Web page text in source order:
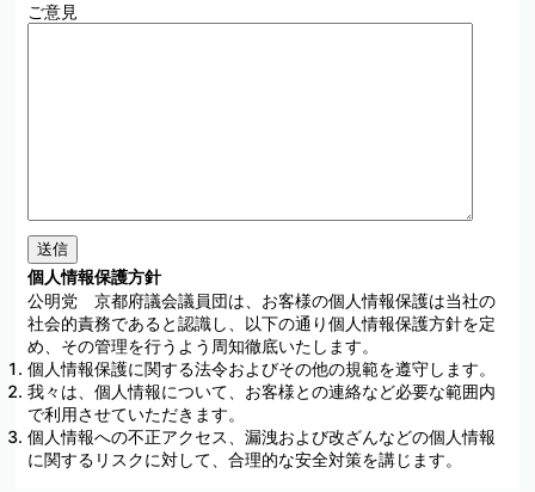
ご意見
個人情報保護方針
公明党 京都府議会議員団は、お客様の個人情報保護は当社の
社会的責務であると認識し、以下の通り個人情報保護方針を定
め、その管理を行うよう周知徹底いたします。
個人情報保護に関する法令およびその他の規範を遵守します。
我々は、個人情報について、お客様との連絡など必要な範囲内
で利用させていただきます。
個人情報への不正アクセス、漏洩および改ざんなどの個人情報
に関するリスクに対して、合理的な安全対策を講じます。